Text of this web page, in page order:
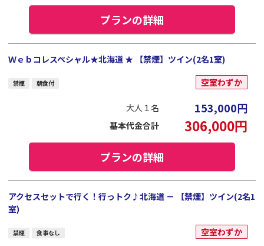
プランの詳細
Ｗｅｂコレスペシャル★北海道 ★ 【禁煙】ツイン(2名1室)
禁煙 朝食付 空室わずか
大人１名 153,000円
基本代金合計 306,000円
プランの詳細
アクセスセットで行く！行っトク♪北海道 － 【禁煙】ツイン(2名1
室)
禁煙 食事なし 空室わずか